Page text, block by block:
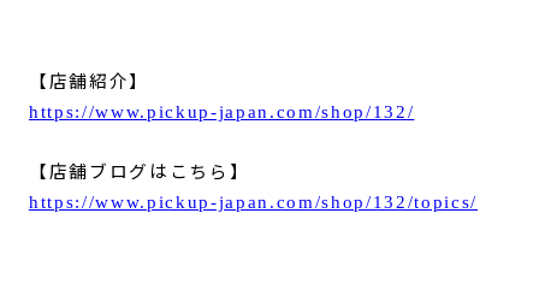
【店舗紹介】
https://www.pickup-japan.com/shop/132/
【店舗ブログはこちら】
https://www.pickup-japan.com/shop/132/topics/